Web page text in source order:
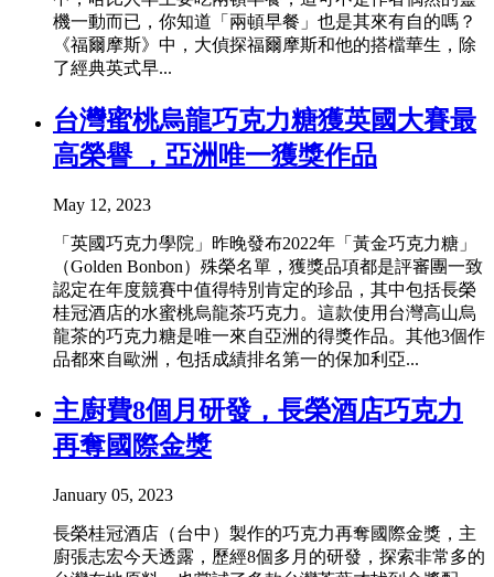
機一動而已，你知道「兩頓早餐」也是其來有自的嗎？
《福爾摩斯》中，大偵探福爾摩斯和他的搭檔華生，除
了經典英式早...
台灣蜜桃烏龍巧克力糖獲英國大賽最
高榮譽 ，亞洲唯一獲獎作品
May 12, 2023
「英國巧克力學院」昨晚發布2022年「黃金巧克力糖」
（Golden Bonbon）殊榮名單，獲獎品項都是評審團一致
認定在年度競賽中值得特別肯定的珍品，其中包括長榮
桂冠酒店的水蜜桃烏龍茶巧克力。這款使用台灣高山烏
龍茶的巧克力糖是唯一來自亞洲的得獎作品。其他3個作
品都來自歐洲，包括成績排名第一的保加利亞...
主廚費8個月研發，長榮酒店巧克力
再奪國際金獎
January 05, 2023
長榮桂冠酒店（台中）製作的巧克力再奪國際金獎，主
廚張志宏今天透露，歷經8個多月的研發，探索非常多的